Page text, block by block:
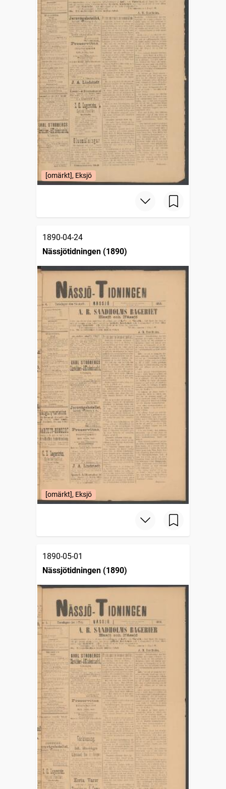
[omärkt], Eksjö
1890-04-24
Nässjötidningen (1890)
[omärkt], Eksjö
1890-05-01
Nässjötidningen (1890)